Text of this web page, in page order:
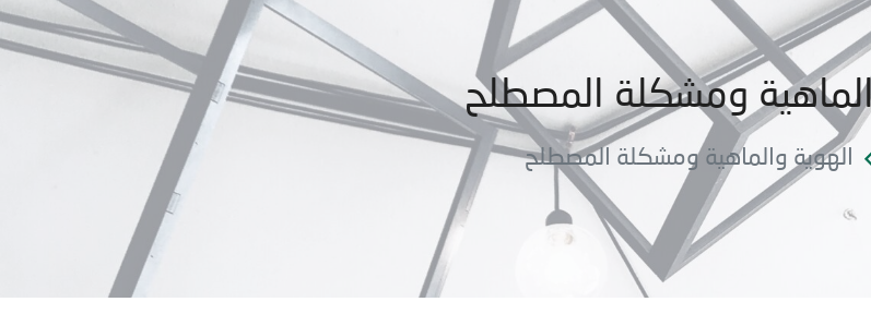
ومشكلة المصطلح
الهوية والماهية ومشكلة المصطلح